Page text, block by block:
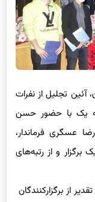
آئین تجلیل از نفرات
یک با حضور حسن
عسگری فرماندار،
و از رتبه‌های
از برگزارکنندگان